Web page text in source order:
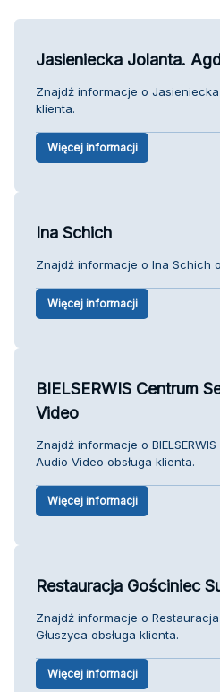
Jasieniecka Jolanta.
Znajdź informacje o
klienta.
Więcej informacji
Ina Schich
Znajdź informacje o Ina Schich
Więcej informacji
BIELSERWIS Centrum
Video
Znajdź informacje o
Audio Video obsługa klienta.
Więcej informacji
Restauracja Gościniec
Znajdź informacje o
Głuszyca obsługa klienta.
Więcej informacji